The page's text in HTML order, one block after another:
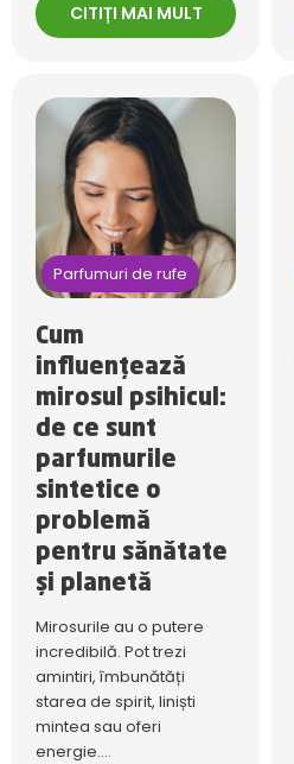
CITIȚI MAI MULT
Parfumuri de rufe
Cum
influențează
mirosul psihicul:
de ce sunt
parfumurile
sintetice o
problemă
pentru sănătate
și planetă
Mirosurile au o putere
incredibilă. Pot trezi
amintiri, îmbunătăți
starea de spirit, liniști
mintea sau oferi
energie....